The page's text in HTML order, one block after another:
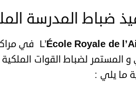
ضباط المدرسة
École Royale de
لضباط القوات
ما يلي :